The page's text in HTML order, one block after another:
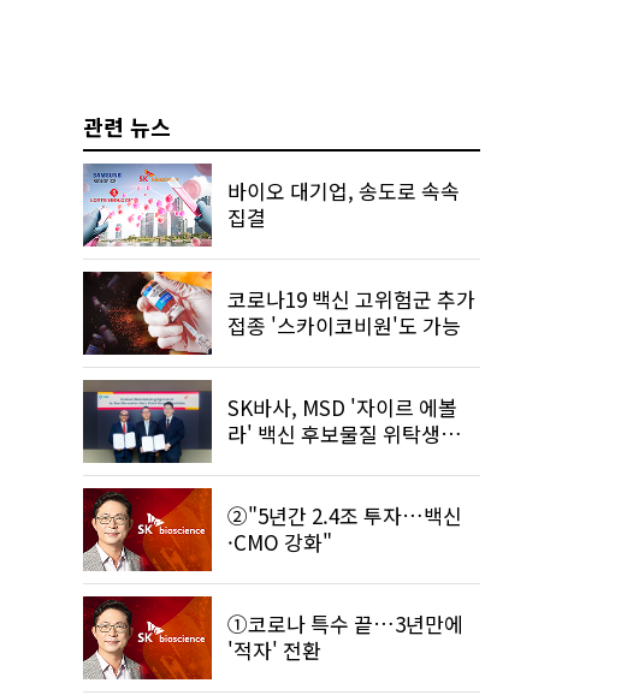
관련 뉴스
바이오 대기업, 송도로 속속
집결
코로나19 백신 고위험군 추가
접종 '스카이코비원'도 가능
SK바사, MSD '자이르 에볼
라' 백신 후보물질 위탁생산
②"5년간 2.4조 투자…백신
·CMO 강화"
①코로나 특수 끝…3년만에
'적자' 전환